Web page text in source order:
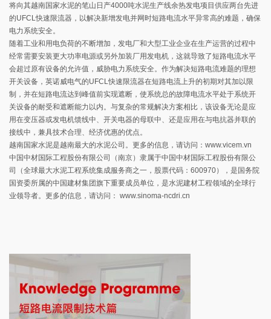
将向其越南国家水泥的笔山日产4000吨水泥生产线余热发电项目供应两台先进
的UFCL快速限流器，以解决新增发电并网时短路电流水平异常高的难题，确保
电力系统安全。
随着工业和用电负荷的不断增加，发电厂和大型工业企业在生产运营的过程中
经常需要安装更大功率电源或另外加装厂用发电机，这就导致了短路电流水平
会超过原有设备的允许值，威胁电力系统安全。作为解决短路电流难题的理想
开关设备，英诺威电气的UFCL快速限流器在短路电流上升的初期对其加以限
制，并在短路电流达到峰值前实现遮断，使系统总的故障电流水平处于系统开
关设备的耐受和遮断能力以内。与复杂的常规解决方案相比，该设备无论是应
用在变压器或发电机馈线中、开关电器的母联中、还是应用在与电抗器并联的
接线中，兼具技术合理、经济优惠的优点。
越南国家水泥是越南最大的水泥公司。更多的信息，请访问：www.vicem.vn
中国中材国际工程股份有限公司（南京）隶属于中国中材国际工程股份有限公
司（全球最大水泥工程系统集成服务商之一，股票代码：600970），是国务院
国资委所属的中国建材集团旗下重要成员单位，是水泥建材工程领域的全球行
业领导者。更多的信息，请访问： www.sinoma-ncdri.cn